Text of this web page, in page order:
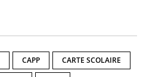
CAPP CARTE SCOLAIRE